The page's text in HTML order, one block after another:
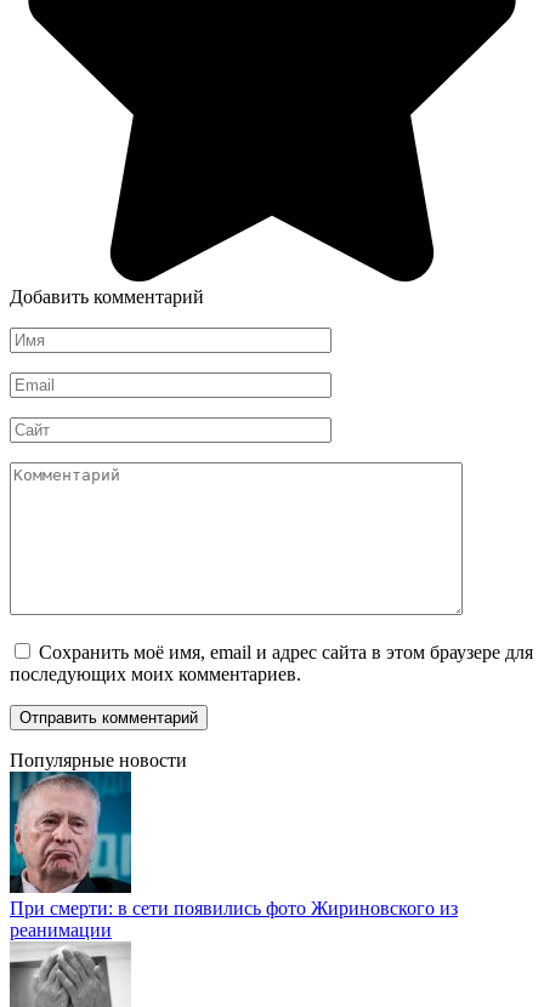
Добавить комментарий
Имя
*
Email
*
Сайт
Комментарий
Сохранить моё имя, email и адрес сайта в этом браузере для
последующих моих комментариев.
Популярные новости
При смерти: в сети появились фото Жириновского из
реанимации